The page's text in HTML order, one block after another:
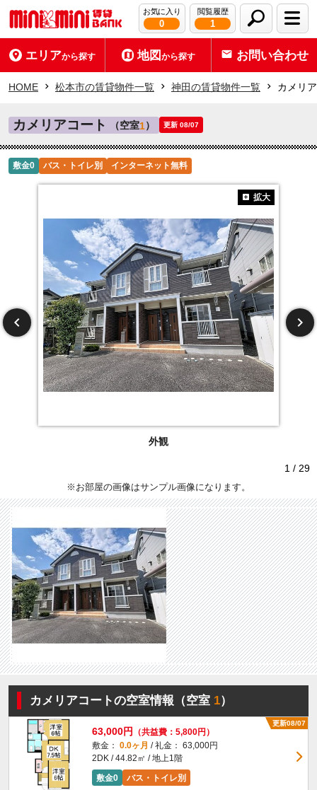
お気に入り
0
閲覧履歴
1
エリアから探す 地図から探す お問い合わせ
HOME 松本市の賃貸物件一覧 神田の賃貸物件一覧 カメリ
カメリアコート （空室1） 更新 08/07
敷金0 バス・トイレ別 インターネット無料
外観
拡大
1 / 29
※お部屋の画像はサンプル画像になります。
カメリアコートの空室情報（空室1）
更新08/07
63,000円
（共益費：5,800円）
敷金： 0.0ヶ月 / 礼金： 63,000円
2DK / 44.82㎡ / 地上1階
敷金0
バス・トイレ別